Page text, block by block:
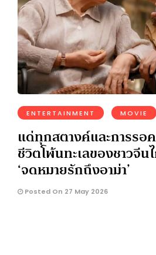
ENTERTAINMENT MOVIE
แด่ทุกสตางค์และการรอ
ชีวิตโพ้นทะเลของชาวจีน
‘จดหมายรักถึงอาม่า’
Posted On 27 May 2026